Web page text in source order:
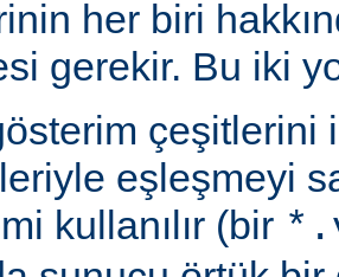
her biri
gerekir. Bu iki
çeşitlerini
eşleşmeyi
kullanılır (bir